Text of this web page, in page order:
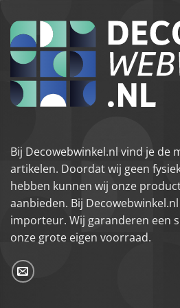
Bij Decowebwinkel.nl vind je de
artikelen. Doordat wij geen
hebben kunnen wij onze
aanbieden. Bij
importeur. Wij garanderen een
onze grote eigen voorraad.